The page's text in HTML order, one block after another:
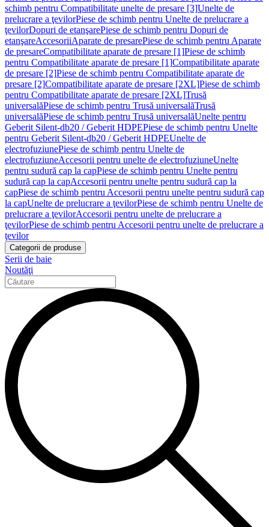
schimb pentru Compatibilitate unelte de presare [3]Unelte de
prelucrare a ţevilorPiese de schimb pentru Unelte de prelucrare a
ţevilorDopuri de etanşarePiese de schimb pentru Dopuri de
etanşareAccesoriiAparate de presarePiese de schimb pentru Aparate
de presareCompatibilitate aparate de presare [1]Piese de schimb
pentru Compatibilitate aparate de presare [1]Compatibilitate aparate
de presare [2]Piese de schimb pentru Compatibilitate aparate de
presare [2]Compatibilitate aparate de presare [2XL]Piese de schimb
pentru Compatibilitate aparate de presare [2XL]Trusă
universalăPiese de schimb pentru Trusă universalăTrusă
universalăPiese de schimb pentru Trusă universalăUnelte pentru
Geberit Silent-db20 / Geberit HDPEPiese de schimb pentru Unelte
pentru Geberit Silent-db20 / Geberit HDPEUnelte de
electrofuziunePiese de schimb pentru Unelte de
electrofuziuneAccesorii pentru unelte de electrofuziuneUnelte
pentru sudură cap la capPiese de schimb pentru Unelte pentru
sudură cap la capAccesorii pentru unelte pentru sudură cap la
capPiese de schimb pentru Accesorii pentru unelte pentru sudură cap
la capUnelte de prelucrare a ţevilorPiese de schimb pentru Unelte de
prelucrare a ţevilorAccesorii pentru unelte de prelucrare a
ţevilorPiese de schimb pentru Accesorii pentru unelte de prelucrare a
ţevilor
Categorii de produse
Serii de baie
Noutăţi